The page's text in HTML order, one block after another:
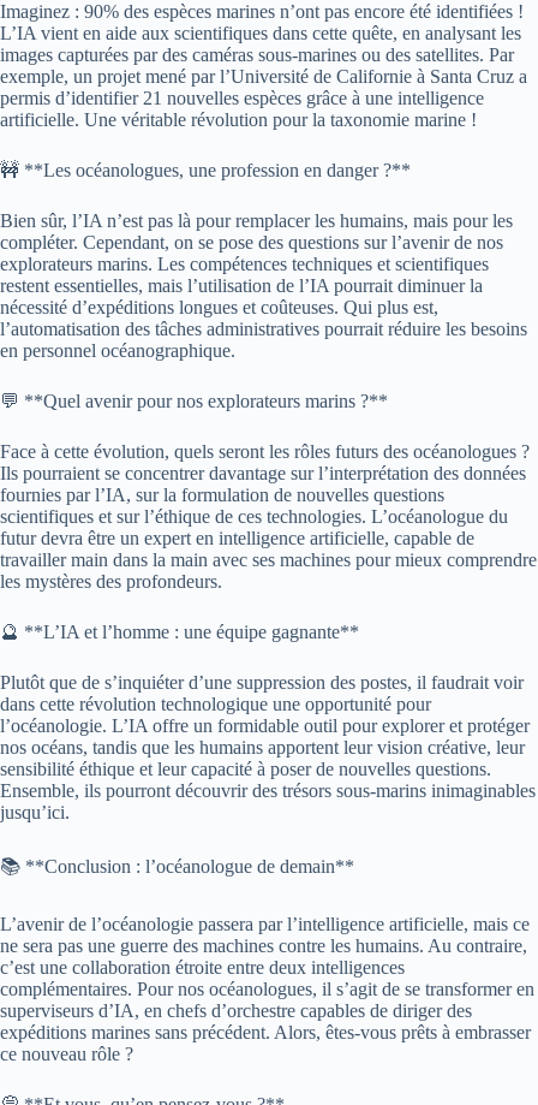
Imaginez : 90% des espèces marines n’ont pas encore été identifiées !
L’IA vient en aide aux scientifiques dans cette quête, en analysant les
images capturées par des caméras sous-marines ou des satellites. Par
exemple, un projet mené par l’Université de Californie à Santa Cruz a
permis d’identifier 21 nouvelles espèces grâce à une intelligence
artificielle. Une véritable révolution pour la taxonomie marine !
🚧 **Les océanologues, une profession en danger ?**
Bien sûr, l’IA n’est pas là pour remplacer les humains, mais pour les
compléter. Cependant, on se pose des questions sur l’avenir de nos
explorateurs marins. Les compétences techniques et scientifiques
restent essentielles, mais l’utilisation de l’IA pourrait diminuer la
nécessité d’expéditions longues et coûteuses. Qui plus est,
l’automatisation des tâches administratives pourrait réduire les besoins
en personnel océanographique.
💬 **Quel avenir pour nos explorateurs marins ?**
Face à cette évolution, quels seront les rôles futurs des océanologues ?
Ils pourraient se concentrer davantage sur l’interprétation des données
fournies par l’IA, sur la formulation de nouvelles questions
scientifiques et sur l’éthique de ces technologies. L’océanologue du
futur devra être un expert en intelligence artificielle, capable de
travailler main dans la main avec ses machines pour mieux comprendre
les mystères des profondeurs.
🔮 **L’IA et l’homme : une équipe gagnante**
Plutôt que de s’inquiéter d’une suppression des postes, il faudrait voir
dans cette révolution technologique une opportunité pour
l’océanologie. L’IA offre un formidable outil pour explorer et protéger
nos océans, tandis que les humains apportent leur vision créative, leur
sensibilité éthique et leur capacité à poser de nouvelles questions.
Ensemble, ils pourront découvrir des trésors sous-marins inimaginables
jusqu’ici.
📚 **Conclusion : l’océanologue de demain**
L’avenir de l’océanologie passera par l’intelligence artificielle, mais ce
ne sera pas une guerre des machines contre les humains. Au contraire,
c’est une collaboration étroite entre deux intelligences
complémentaires. Pour nos océanologues, il s’agit de se transformer en
superviseurs d’IA, en chefs d’orchestre capables de diriger des
expéditions marines sans précédent. Alors, êtes-vous prêts à embrasser
ce nouveau rôle ?